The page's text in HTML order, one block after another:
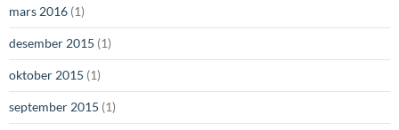
mars 2016 (1)
desember 2015 (1)
oktober 2015 (1)
september 2015 (1)